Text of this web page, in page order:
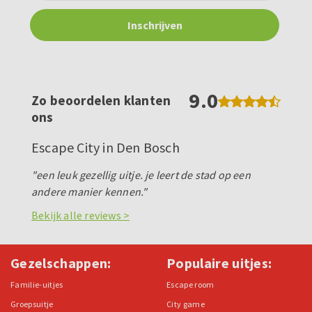
Zo beoordelen klanten
ons
9.0
Escape City in Den Bosch
"een leuk gezellig uitje. je leert de stad op een
andere manier kennen."
Bekijk alle reviews >
Gezelschappen:
Familie-uitjes
Groepsuitje
Populaire uitjes:
Escape room
City game